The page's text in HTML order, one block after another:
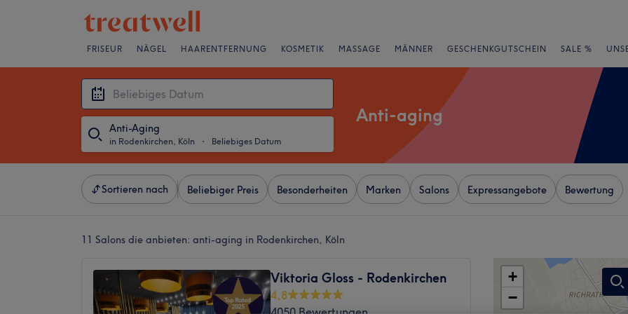
FRISEUR NÄGEL HAARENTFERNUNG KOSMETIK MASSAGE MÄNNER GESCHENKGUTSCHEIN SALE %
Anti-Aging
in Rodenkirchen, Köln ・ Beliebiges Datum
Anti-aging
Sortieren nach Beliebiger Preis Besonderheiten Marken Salons Expressangebote Bewertung
11 Salons die anbieten: anti-aging in Rodenkirchen, Köln
Viktoria Gloss - Rodenkirchen
4,8
+
−